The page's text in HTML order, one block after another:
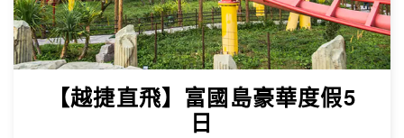
【越捷直飛】富國島豪華度假5
日